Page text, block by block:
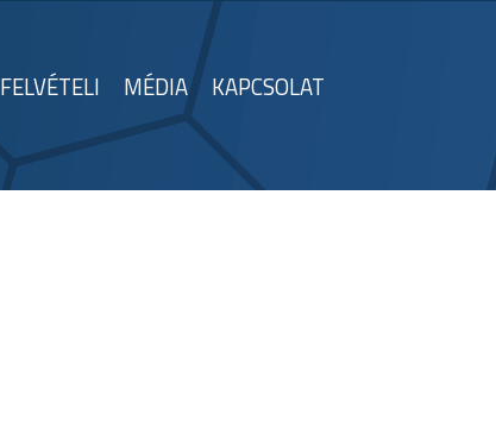
FELVÉTELI MÉDIA KAPCSOLAT